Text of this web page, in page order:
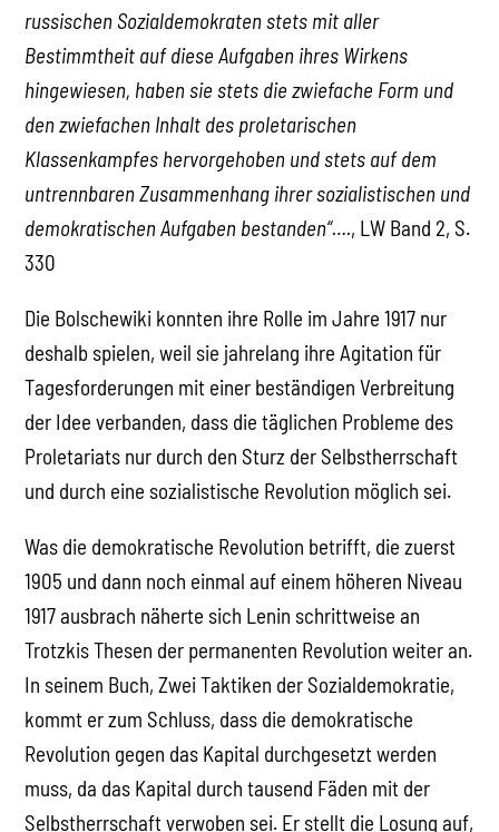
russischen Sozialdemokraten stets mit aller
Bestimmtheit auf diese Aufgaben ihres Wirkens
hingewiesen, haben sie stets die zwiefache Form und
den zwiefachen Inhalt des proletarischen
Klassenkampfes hervorgehoben und stets auf dem
untrennbaren Zusammenhang ihrer sozialistischen und
demokratischen Aufgaben bestanden“…., LW Band 2, S.
330
Die Bolschewiki konnten ihre Rolle im Jahre 1917 nur
deshalb spielen, weil sie jahrelang ihre Agitation für
Tagesforderungen mit einer beständigen Verbreitung
der Idee verbanden, dass die täglichen Probleme des
Proletariats nur durch den Sturz der Selbstherrschaft
und durch eine sozialistische Revolution möglich sei.
Was die demokratische Revolution betrifft, die zuerst
1905 und dann noch einmal auf einem höheren Niveau
1917 ausbrach näherte sich Lenin schrittweise an
Trotzkis Thesen der permanenten Revolution weiter an.
In seinem Buch, Zwei Taktiken der Sozialdemokratie,
kommt er zum Schluss, dass die demokratische
Revolution gegen das Kapital durchgesetzt werden
muss, da das Kapital durch tausend Fäden mit der
Selbstherrschaft verwoben sei. Er stellt die Losung auf,